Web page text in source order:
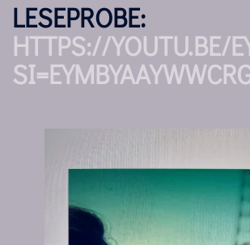
LESEPROBE:
HTTPS://YOUTU.BE/